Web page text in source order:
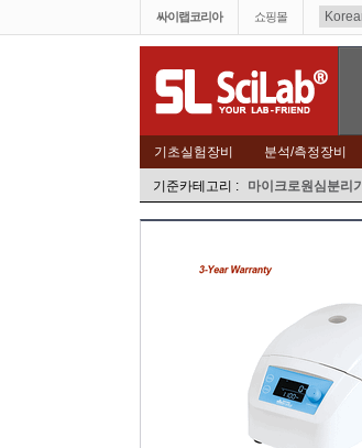
싸이랩코리아 쇼핑몰
기초실험장비 분석/측정장비
기준카테고리 : 마이크로원심분리기